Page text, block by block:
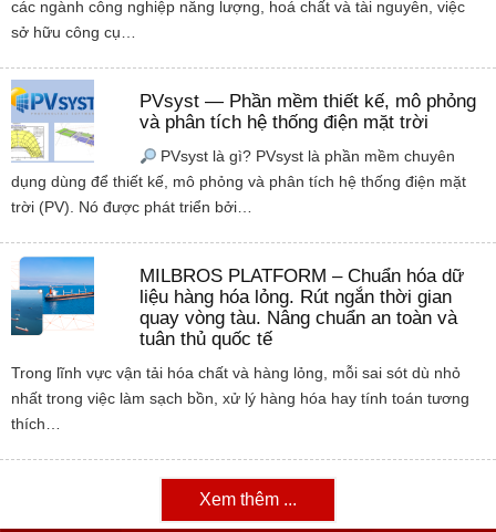
các ngành công nghiệp năng lượng, hoá chất và tài nguyên, việc
sở hữu công cụ…
PVsyst — Phần mềm thiết kế, mô phỏng
và phân tích hệ thống điện mặt trời
PVsyst là gì? PVsyst là phần mềm chuyên
dụng dùng để thiết kế, mô phỏng và phân tích hệ thống điện mặt
trời (PV). Nó được phát triển bởi…
MILBROS PLATFORM – Chuẩn hóa dữ
liệu hàng hóa lỏng. Rút ngắn thời gian
quay vòng tàu. Nâng chuẩn an toàn và
tuân thủ quốc tế
Trong lĩnh vực vận tải hóa chất và hàng lỏng, mỗi sai sót dù nhỏ
nhất trong việc làm sạch bồn, xử lý hàng hóa hay tính toán tương
thích…
Xem thêm ...